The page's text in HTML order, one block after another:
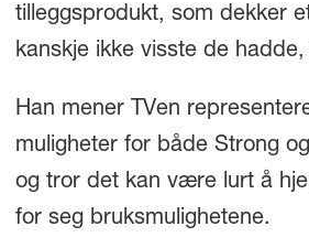
tilleggsprodukt, som dekker
kanskje ikke visste de
Han mener TVen
muligheter for både Strong
og tror det kan være lurt å
for seg bruksmulighetene.